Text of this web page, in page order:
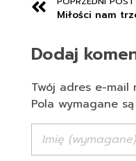
Dodaj
Twój adres e-mail
Pola wymagane